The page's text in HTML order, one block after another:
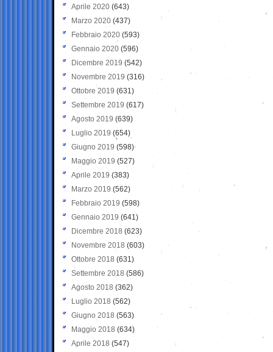
Aprile 2020 (643)
Marzo 2020 (437)
Febbraio 2020 (593)
Gennaio 2020 (596)
Dicembre 2019 (542)
Novembre 2019 (316)
Ottobre 2019 (631)
Settembre 2019 (617)
Agosto 2019 (639)
Luglio 2019 (654)
Giugno 2019 (598)
Maggio 2019 (527)
Aprile 2019 (383)
Marzo 2019 (562)
Febbraio 2019 (598)
Gennaio 2019 (641)
Dicembre 2018 (623)
Novembre 2018 (603)
Ottobre 2018 (631)
Settembre 2018 (586)
Agosto 2018 (362)
Luglio 2018 (562)
Giugno 2018 (563)
Maggio 2018 (634)
Aprile 2018 (547)